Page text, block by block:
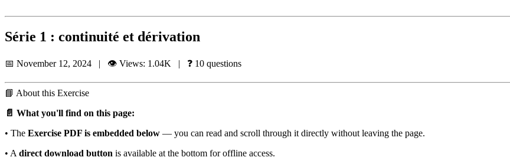
Série 1 : continuité et dérivation
📅 November 12, 2024 | 👁️ Views: 1.04K | ❓ 10 questions
📘 About this Exercise
📄 What you'll find on this page:
• The Exercise PDF is embedded below — you can read and scroll through it directly without leaving the page.
• A direct download button is available at the bottom for offline access.